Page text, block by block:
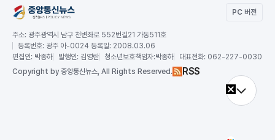
PC 버전
주소: 광주광역시 남구 천변좌로 552번길21 가동511호
등록번호: 광주 아-0024 등록일: 2008.03.06
편집인: 박종하 발행인: 김영란 청소년보호책임자:박종하 대표전화: 062-227-0030
Copyright by 중앙통신뉴스, All Rights Reserved. RSS